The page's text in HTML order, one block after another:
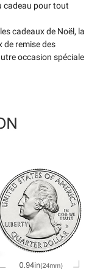
cadeau pour tout
cadeaux de Noël, la
de remise des
occasion spéciale